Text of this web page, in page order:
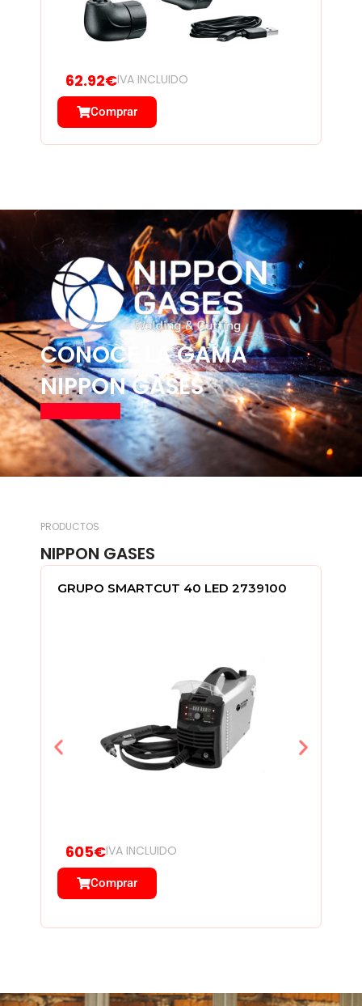
62.92€IVA INCLUIDO
Comprar
CONOCE LA GAMA
NIPPON GASES
PRODUCTOS
NIPPON GASES
GRUPO SMARTCUT 40 LED 2739100
605€IVA INCLUIDO
Comprar